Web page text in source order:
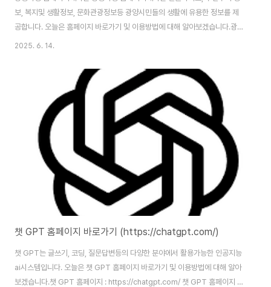
보, 복지및 생활정보, 문화관광정보등 광양시민들의 생활에 유용한 정보를 제
공합니다. 오늘은 홈페이지 바로가기 및 이용방법에 대해 알아보겠습니다.광양
시청 홈페이지 : https://gwangyang.go.kr/ 광양시청 홈페이지 바로가기
보 서비스는 회원가입 없이 이용가능하지만 민원서비스등 일부 서비스 이용을
위해서는 본인인증을 통한 회원가입을 완료해야 합니다. 홈페이지에서 제공하
는 주요 서비스1. 민원 서비스광양시청 홈페이지에서는 주민등록, 건축, 자동차
관련 민원 등 다양한 분야의 민원을 온라인으로 접수하거나 처리 현황을 확인
할 수 있습..
2025. 6. 14.
챗 GPT 홈페이지 바로가기 (https://chatgpt.com/)
챗 GPT는 글쓰기, 코딩, 질문답변등의 다양한 분야에서 활용가능한 인공지능
ai시스템입니다. 오늘은 챗 GPT 홈페이지 바로가기 및 이용방법에 대해 알아
보겠습니다.챗 GPT 홈페이지 : https://chatgpt.com/ 챗 GPT 홈페이지 바